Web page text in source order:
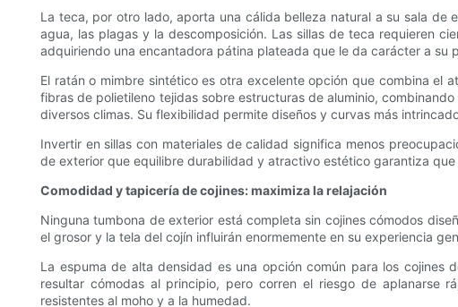
La teca, por otro lado, aporta una cálida belleza natural a su sala
agua, las plagas y la descomposición. Las sillas de teca requieren
adquiriendo una encantadora pátina plateada que le da carácter a su
El ratán o mimbre sintético es otra excelente opción que combina el
fibras de polietileno tejidas sobre estructuras de aluminio,
diversos climas. Su flexibilidad permite diseños y curvas más
Invertir en sillas con materiales de calidad significa menos
de exterior que equilibre durabilidad y atractivo estético garantiza
Comodidad y tapicería de cojines: maximiza la relajación
Ninguna tumbona de exterior está completa sin cojines cómodos
el grosor y la tela del cojín influirán enormemente en su experiencia
La espuma de alta densidad es una opción común para los
resultar cómodas al principio, pero corren el riesgo de aplanarse
resistentes al moho y a la humedad.